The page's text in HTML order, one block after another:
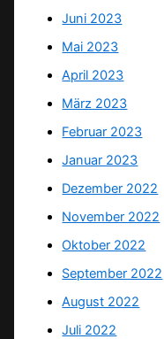
Juni 2023
Mai 2023
April 2023
März 2023
Februar 2023
Januar 2023
Dezember 2022
November 2022
Oktober 2022
September 2022
August 2022
Juli 2022